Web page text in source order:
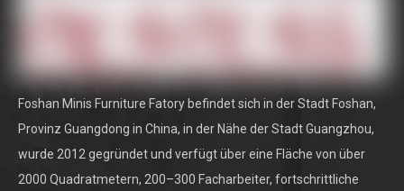
Foshan Minis Furniture Fatory befindet sich in der Stadt Foshan,
Provinz Guangdong in China, in der Nähe der Stadt Guangzhou,
wurde 2012 gegründet und verfügt über eine Fläche von über
2000 Quadratmetern, 200–300 Facharbeiter, fortschrittliche